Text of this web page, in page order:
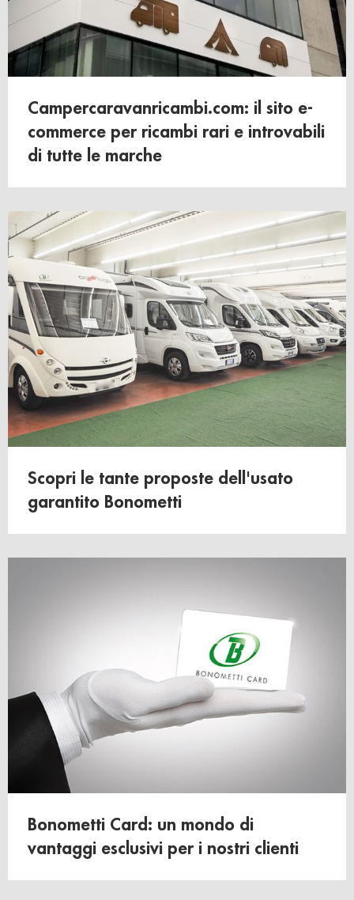
Campercaravanricambi.com: il sito e-
commerce per ricambi rari e introvabili
di tutte le marche
Scopri le tante proposte dell'usato
garantito Bonometti
Bonometti Card: un mondo di
vantaggi esclusivi per i nostri clienti